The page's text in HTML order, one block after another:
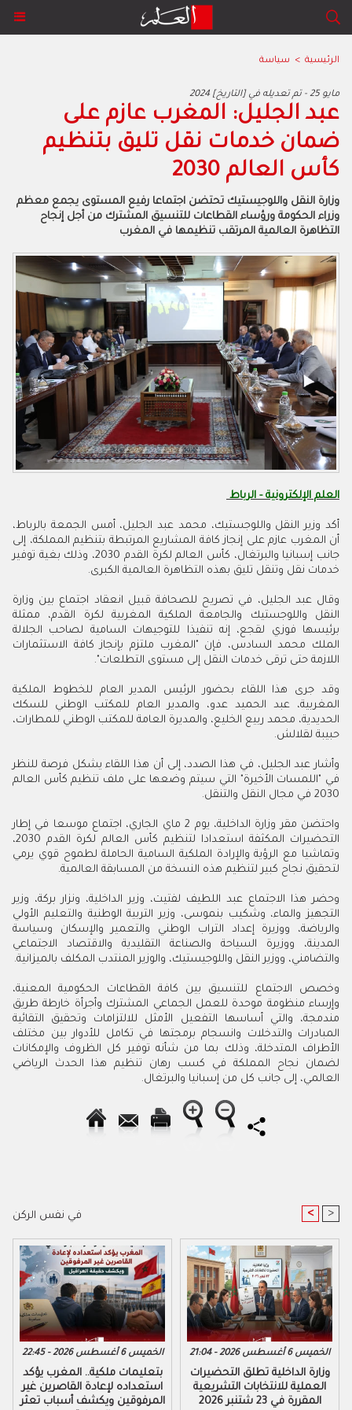
الرئيسية > سياسة
2024 مايو 25 - تم تعديله في [التاريخ]
عبد الجليل: المغرب عازم على
ضمان خدمات نقل تليق بتنظيم
كأس العالم 2030
وزارة النقل واللوجيستيك تحتضن اجتماعا رفيع المستوى يجمع معظم
وزراء الحكومة ورؤساء القطاعات للتنسيق المشترك من أجل إنجاح
التظاهرة العالمية المرتقب تنظيمها في المغرب
العلم الإلكترونية - الرباط
أكد وزير النقل واللوجستيك، محمد عبد الجليل، أمس الجمعة بالرباط،
أن المغرب عازم على إنجاز كافة المشاريع المرتبطة بتنظيم المملكة، إلى
جانب إسبانيا والبرتغال، كأس العالم لكرة القدم 2030، وذلك بغية توفير
خدمات نقل وتنقل تليق بهذه التظاهرة العالمية الكبرى.
وقال عبد الجليل، في تصريح للصحافة قبيل انعقاد اجتماع بين وزارة
النقل واللوجستيك والجامعة الملكية المغربية لكرة القدم، ممثلة
برئيسها فوزي لقجع، إنه تنفيذا للتوجيهات السامية لصاحب الجلالة
الملك محمد السادس، فإن "المغرب ملتزم بإنجاز كافة الاستثمارات
اللازمة حتى ترقى خدمات النقل إلى مستوى التطلعات".
وقد جرى هذا اللقاء بحضور الرئيس المدير العام للخطوط الملكية
المغربية، عبد الحميد عدو، والمدير العام للمكتب الوطني للسكك
الحديدية، محمد ربيع الخليع، والمديرة العامة للمكتب الوطني للمطارات،
حبيبة لقلالش.
وأشار عبد الجليل، في هذا الصدد، إلى أن هذا اللقاء يشكل فرصة للنظر
في "اللمسات الأخيرة" التي سيتم وضعها على ملف تنظيم كأس العالم
2030 في مجال النقل والتنقل.
واحتضن مقر وزارة الداخلية، يوم 2 ماي الجاري، اجتماع موسعا في إطار
التحضيرات المكثفة استعدادا لتنظيم كأس العالم لكرة القدم 2030،
وتماشيا مع الرؤية والإرادة الملكية السامية الحاملة لطموح قوي يرمي
لتحقيق نجاح كبير لتنظيم هذه النسخة من المسابقة العالمية.
وحضر هذا الاجتماع عبد اللطيف لفتيت، وزير الداخلية، ونزار بركة، وزير
التجهيز والماء، وشكيب بنموسى، وزير التربية الوطنية والتعليم الأولي
والرياضة، ووزيرة إعداد التراب الوطني والتعمير والإسكان وسياسة
المدينة، ووزيرة السياحة والصناعة التقليدية والاقتصاد الاجتماعي
والتضامني، ووزير النقل واللوجيستيك، والوزير المنتدب المكلف بالميزانية.
وخصص الاجتماع للتنسيق بين كافة القطاعات الحكومية المعنية،
وإرساء منظومة موحدة للعمل الجماعي المشترك وأجرأة خارطة طريق
مندمجة، والتي أساسها التفعيل الأمثل للالتزامات وتحقيق التقائية
المبادرات والتدخلات وانسجام برمجتها في تكامل للأدوار بين مختلف
الأطراف المتدخلة، وذلك بما من شأنه توفير كل الظروف والإمكانات
لضمان نجاح المملكة في كسب رهان تنظيم هذا الحدث الرياضي
العالمي، إلى جانب كل من إسبانيا والبرتغال.
في نفس الركن < >
الخميس 6 أغسطس 2026 - 22:45
بتعليمات ملكية.. المغرب يؤكد
استعداده لإعادة القاصرين غير
المرفوقين ويكشف أسباب تعثر
الخميس 6 أغسطس 2026 - 21:04
وزارة الداخلية تطلق التحضيرات
العملية للانتخابات التشريعية
المقررة في 23 شتنبر 2026